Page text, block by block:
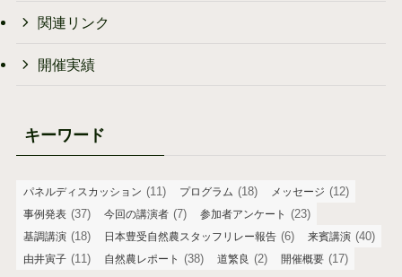
関連リンク
開催実績
キーワード
パネルディスカッション (11) プログラム (18) メッセージ (12)
事例発表 (37) 今回の講演者 (7) 参加者アンケート (23)
基調講演 (18) 日本豊受自然農スタッフリレー報告 (6) 来賓講演 (40)
由井寅子 (11) 自然農レポート (38) 道繁良 (2) 開催概要 (17)